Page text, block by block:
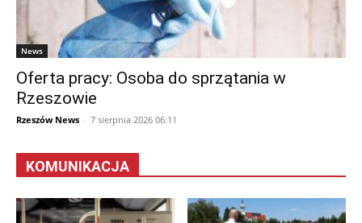
News
Oferta pracy: Osoba do sprzątania w
Rzeszowie
Rzeszów News - 7 sierpnia 2026 06:11
KOMUNIKACJA